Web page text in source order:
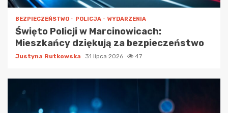
BEZPIECZEŃSTWO POLICJA WYDARZENIA
Święto Policji w Marcinowicach:
Mieszkańcy dziękują za bezpieczeństwo
Justyna Rutkowska 31 lipca 2026 47